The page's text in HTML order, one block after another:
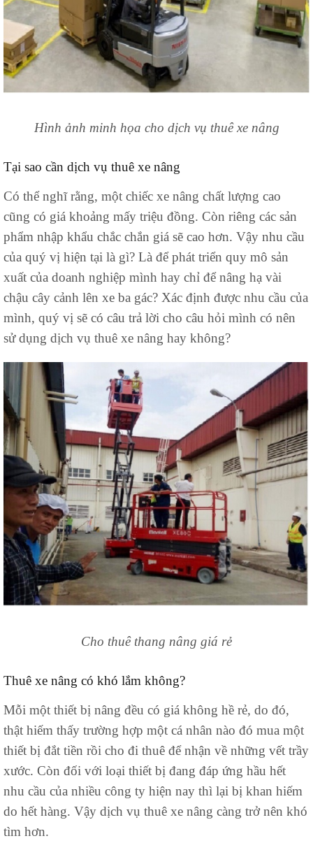
Hình ảnh minh họa cho dịch vụ thuê xe nâng
Tại sao cần dịch vụ thuê xe nâng
Có thể nghĩ rằng, một chiếc xe nâng chất lượng cao
cũng có giá khoảng mấy triệu đồng. Còn riêng các sản
phẩm nhập khẩu chắc chắn giá sẽ cao hơn. Vậy nhu cầu
của quý vị hiện tại là gì? Là để phát triển quy mô sản
xuất của doanh nghiệp mình hay chỉ để nâng hạ vài
chậu cây cảnh lên xe ba gác? Xác định được nhu cầu của
mình, quý vị sẽ có câu trả lời cho câu hỏi mình có nên
sử dụng dịch vụ thuê xe nâng hay không?
Cho thuê thang nâng giá rẻ
Thuê xe nâng có khó lắm không?
Mỗi một thiết bị nâng đều có giá không hề rẻ, do đó,
thật hiếm thấy trường hợp một cá nhân nào đó mua một
thiết bị đắt tiền rồi cho đi thuê để nhận về những vết trầy
xước. Còn đối với loại thiết bị đang đáp ứng hầu hết
nhu cầu của nhiều công ty hiện nay thì lại bị khan hiếm
do hết hàng. Vậy dịch vụ thuê xe nâng càng trở nên khó
tìm hơn.